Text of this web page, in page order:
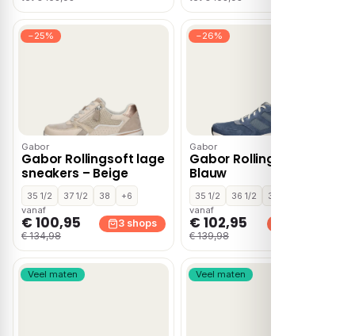
−25%
Gabor
Gabor Rollingsoft lage
sneakers – Beige
35 1/2 37 1/2 38
+6
vanaf
€ 100,95
€ 134,98
3 shops
−26%
Gabor
Gabor Rollingsoft –
Blauw
35 1/2 36 1/2 37 1/2
vanaf
€ 102,95
€ 139,98
Veel maten Veel maten